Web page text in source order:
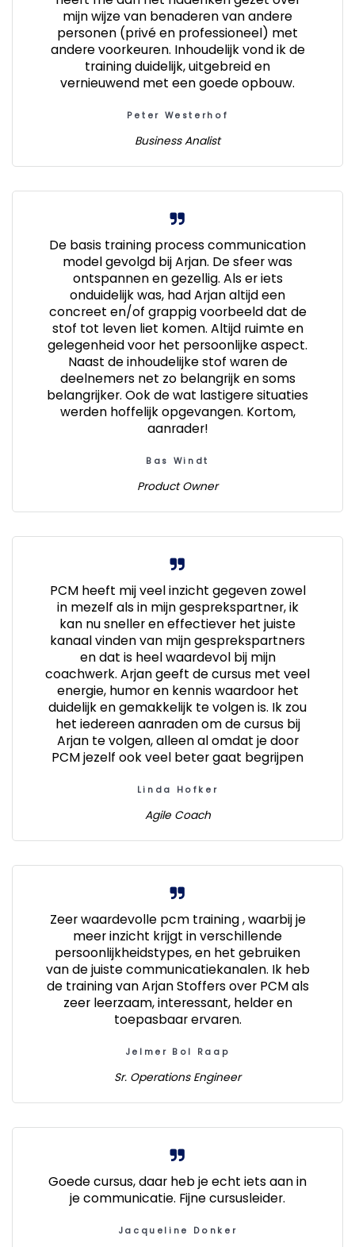
mijn wijze van benaderen van andere
personen (privé en professioneel) met
andere voorkeuren. Inhoudelijk vond ik de
training duidelijk, uitgebreid en
vernieuwend met een goede opbouw.
Peter Westerhof
Business Analist
De basis training process communication
model gevolgd bij Arjan. De sfeer was
ontspannen en gezellig. Als er iets
onduidelijk was, had Arjan altijd een
concreet en/of grappig voorbeeld dat de
stof tot leven liet komen. Altijd ruimte en
gelegenheid voor het persoonlijke aspect.
Naast de inhoudelijke stof waren de
deelnemers net zo belangrijk en soms
belangrijker. Ook de wat lastigere situaties
werden hoffelijk opgevangen. Kortom,
aanrader!
Bas Windt
Product Owner
PCM heeft mij veel inzicht gegeven zowel
in mezelf als in mijn gesprekspartner, ik
kan nu sneller en effectiever het juiste
kanaal vinden van mijn gesprekspartners
en dat is heel waardevol bij mijn
coachwerk. Arjan geeft de cursus met veel
energie, humor en kennis waardoor het
duidelijk en gemakkelijk te volgen is. Ik zou
het iedereen aanraden om de cursus bij
Arjan te volgen, alleen al omdat je door
PCM jezelf ook veel beter gaat begrijpen
Linda Hofker
Agile Coach
Zeer waardevolle pcm training , waarbij je
meer inzicht krijgt in verschillende
persoonlijkheidstypes, en het gebruiken
van de juiste communicatiekanalen. Ik heb
de training van Arjan Stoffers over PCM als
zeer leerzaam, interessant, helder en
toepasbaar ervaren.
Jelmer Bol Raap
Sr. Operations Engineer
Goede cursus, daar heb je echt iets aan in
je communicatie. Fijne cursusleider.
Jacqueline Donker